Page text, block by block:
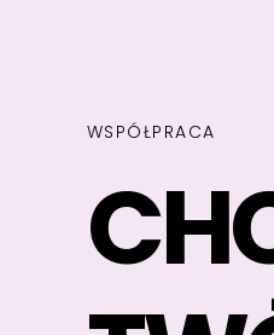
WSPÓŁPRACA